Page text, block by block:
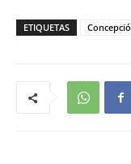
ETIQUETAS